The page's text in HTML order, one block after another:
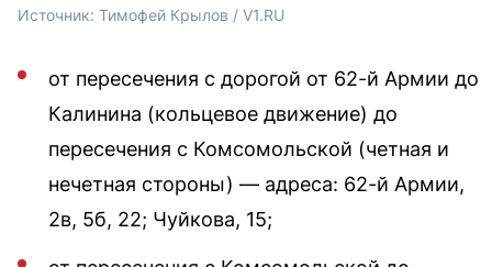
Источник: Тимофей Крылов / V1.RU
от пересечения с дорогой от 62-й Армии до
Калинина (кольцевое движение) до
пересечения с Комсомольской (четная и
нечетная стороны) — адреса: 62-й Армии,
2в, 5б, 22; Чуйкова, 15;